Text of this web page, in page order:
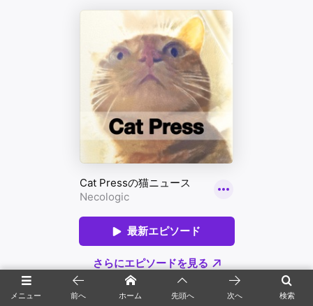
メニュー 検索
前へ ホーム 先頭へ 次へ